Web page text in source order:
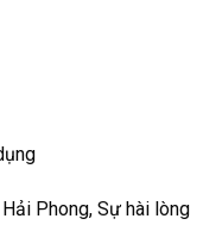
Phong, Sự hài lòng